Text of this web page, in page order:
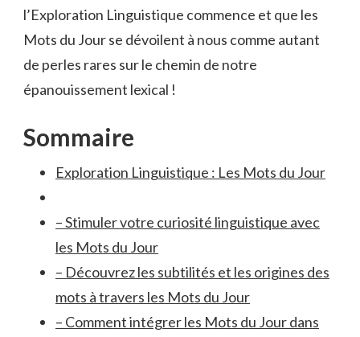
l’Exploration Linguistique commence et ⁤que les
Mots du Jour‍ se dévoilent à nous comme autant
de‍ perles rares⁢ sur le ⁣chemin de notre
épanouissement lexical ⁣!
Sommaire
Exploration Linguistique : Les⁣ Mots‍ du Jour
– ⁢Stimuler votre curiosité linguistique avec
les Mots du Jour
– Découvrez les subtilités et les ⁣origines des
mots à travers les Mots du⁣ Jour
– Comment intégrer les Mots du Jour dans